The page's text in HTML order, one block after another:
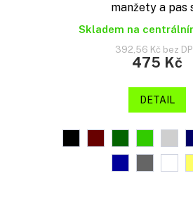
manžety a pas
Skladem na
392,56 Kč bez
475 Kč
DETAIL